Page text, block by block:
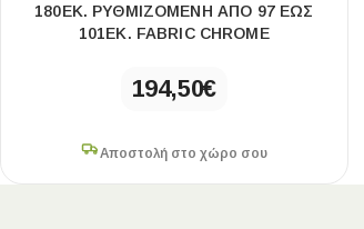
180ΕΚ. ΡΥΘΜΙΖΌΜΕΝΗ ΑΠΌ 97 ΈΩΣ
101ΕΚ. FABRIC CHROME
194,50€
Αποστολή στο χώρο σου